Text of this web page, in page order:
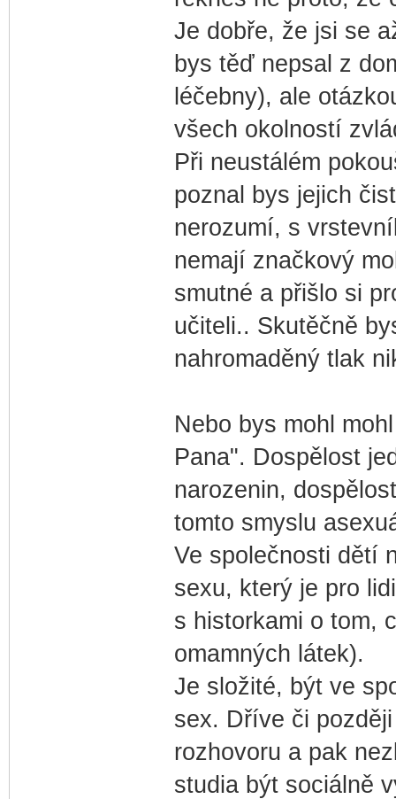
Je dobře, že jsi se
bys těď nepsal z
léčebny), ale
všech okolností
Při neustálém
poznal bys jejich
nerozumí, s
nemají značkový
smutné a přišlo si
učiteli.. Skutěčně
nahromaděný tlak
Nebo bys mohl
Pana". Dospělost
narozenin,
tomto smyslu
Ve společnosti dětí
sexu, který je pro
s historkami o tom,
omamných látek).
Je složité, být ve
sex. Dříve či
rozhovoru a pak
studia být sociálně